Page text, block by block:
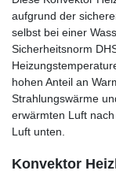
aufgrund der
selbst bei einer
Sicherheitsnorm
hohen Anteil an
Strahlungswärme
erwärmten Luft
Luft unten.
Konvektor